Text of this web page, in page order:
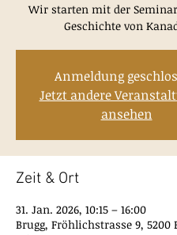
Wir starten mit der
Geschichte von
Anmeldung
Jetzt andere
ansehen
Zeit & Ort
31. Jan. 2026, 10:15 – 16:00
Brugg, Fröhlichstrasse 9, 5200